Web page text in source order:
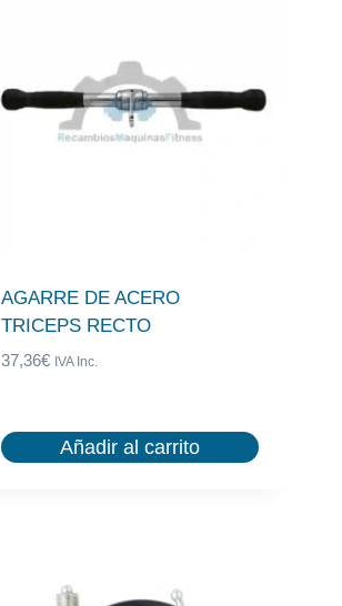
AGARRE DE ACERO
TRICEPS RECTO
37,36€ IVA Inc.
Añadir al carrito